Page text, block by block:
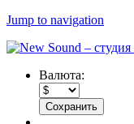
Jump to navigation
Валюта: